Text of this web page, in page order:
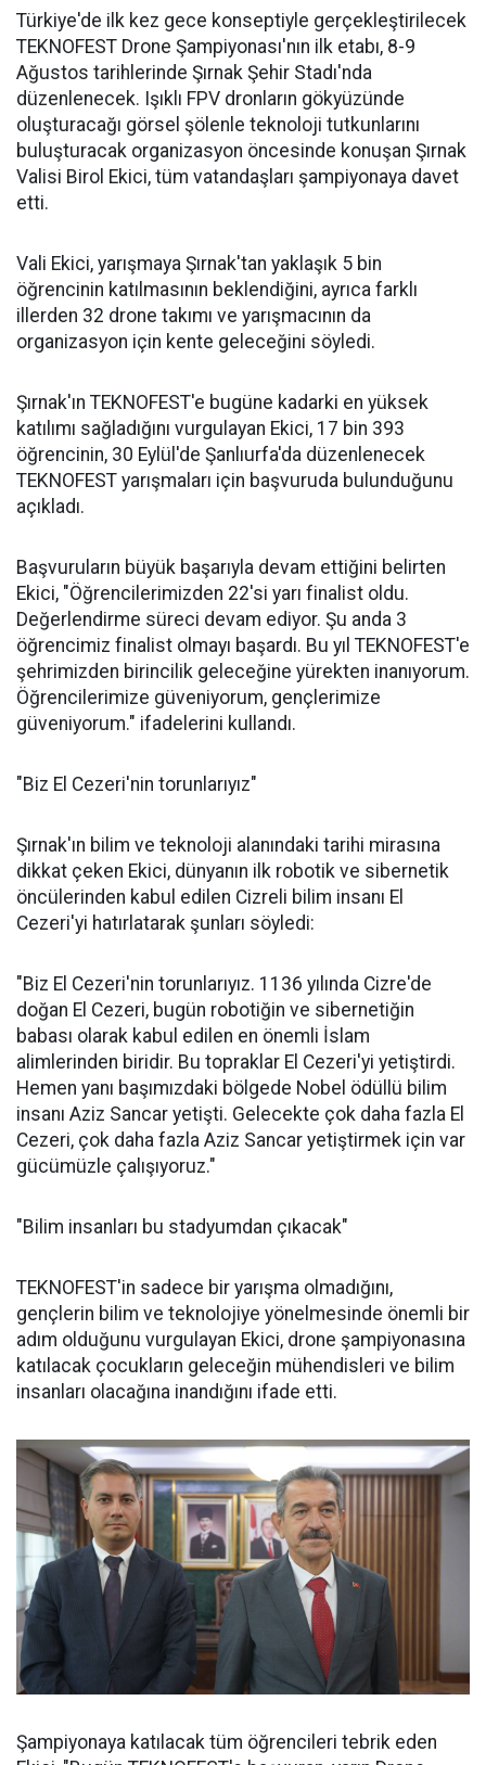
Türkiye'de ilk kez gece konseptiyle gerçekleştirilecek
TEKNOFEST Drone Şampiyonası'nın ilk etabı, 8-9
Ağustos tarihlerinde Şırnak Şehir Stadı'nda
düzenlenecek. Işıklı FPV dronların gökyüzünde
oluşturacağı görsel şölenle teknoloji tutkunlarını
buluşturacak organizasyon öncesinde konuşan Şırnak
Valisi Birol Ekici, tüm vatandaşları şampiyonaya davet
etti.
Vali Ekici, yarışmaya Şırnak'tan yaklaşık 5 bin
öğrencinin katılmasının beklendiğini, ayrıca farklı
illerden 32 drone takımı ve yarışmacının da
organizasyon için kente geleceğini söyledi.
Şırnak'ın TEKNOFEST'e bugüne kadarki en yüksek
katılımı sağladığını vurgulayan Ekici, 17 bin 393
öğrencinin, 30 Eylül'de Şanlıurfa'da düzenlenecek
TEKNOFEST yarışmaları için başvuruda bulunduğunu
açıkladı.
Başvuruların büyük başarıyla devam ettiğini belirten
Ekici, "Öğrencilerimizden 22'si yarı finalist oldu.
Değerlendirme süreci devam ediyor. Şu anda 3
öğrencimiz finalist olmayı başardı. Bu yıl TEKNOFEST'e
şehrimizden birincilik geleceğine yürekten inanıyorum.
Öğrencilerimize güveniyorum, gençlerimize
güveniyorum." ifadelerini kullandı.
"Biz El Cezeri'nin torunlarıyız"
Şırnak'ın bilim ve teknoloji alanındaki tarihi mirasına
dikkat çeken Ekici, dünyanın ilk robotik ve sibernetik
öncülerinden kabul edilen Cizreli bilim insanı El
Cezeri'yi hatırlatarak şunları söyledi:
"Biz El Cezeri'nin torunlarıyız. 1136 yılında Cizre'de
doğan El Cezeri, bugün robotiğin ve sibernetiğin
babası olarak kabul edilen en önemli İslam
alimlerinden biridir. Bu topraklar El Cezeri'yi yetiştirdi.
Hemen yanı başımızdaki bölgede Nobel ödüllü bilim
insanı Aziz Sancar yetişti. Gelecekte çok daha fazla El
Cezeri, çok daha fazla Aziz Sancar yetiştirmek için var
gücümüzle çalışıyoruz."
"Bilim insanları bu stadyumdan çıkacak"
TEKNOFEST'in sadece bir yarışma olmadığını,
gençlerin bilim ve teknolojiye yönelmesinde önemli bir
adım olduğunu vurgulayan Ekici, drone şampiyonasına
katılacak çocukların geleceğin mühendisleri ve bilim
insanları olacağına inandığını ifade etti.
Şampiyonaya katılacak tüm öğrencileri tebrik eden